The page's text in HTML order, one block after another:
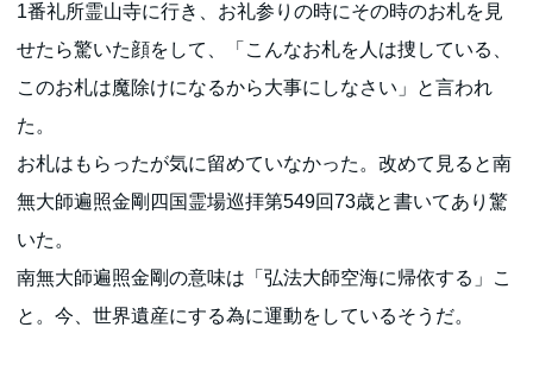
1番礼所霊山寺に行き、お礼参りの時にその時のお札を見
せたら驚いた顔をして、「こんなお札を人は捜している、
このお札は魔除けになるから大事にしなさい」と言われ
た。
お札はもらったが気に留めていなかった。改めて見ると南
無大師遍照金剛四国霊場巡拝第549回73歳と書いてあり驚
いた。
南無大師遍照金剛の意味は「弘法大師空海に帰依する」こ
と。今、世界遺産にする為に運動をしているそうだ。